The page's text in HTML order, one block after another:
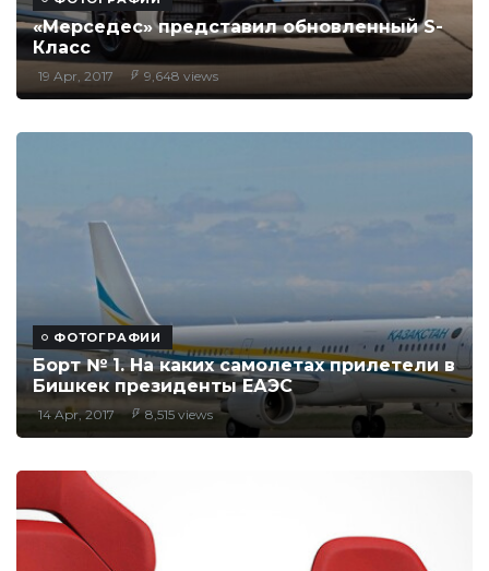
«Мерседес» представил обновленный S-
Класс
19 Apr, 2017 9,648 views
ФОТОГРАФИИ
Борт № 1. На каких самолетах прилетели в
Бишкек президенты ЕАЭС
14 Apr, 2017 8,515 views